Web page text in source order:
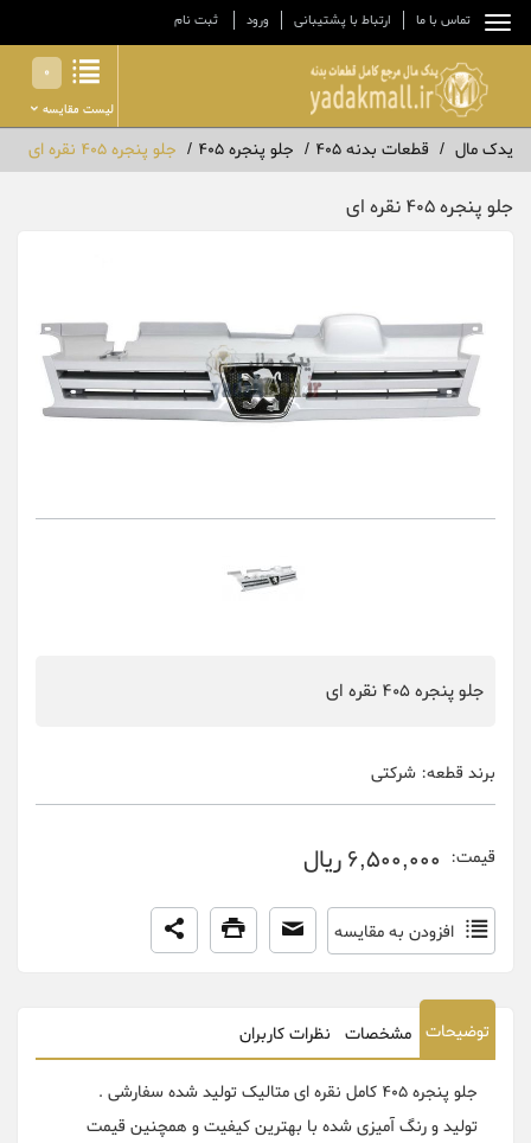
تماس با ما ارتباط با پشتیبانی ورود ثبت نام
0
لیست مقایسه
یدک مال قطعات بدنه 405 جلو پنجره 405 جلو پنجره 405 نقره ای
جلو پنجره 405 نقره ای
جلو پنجره 405 نقره ای
برند قطعه: شرکتی
قیمت: 6,500,000 ریال
افزودن به مقایسه
توضیحات مشخصات نظرات کاربران
جلو پنجره 405 کامل نقره ای متالیک تولید شده سفارشی .
تولید و رنگ آمیزی شده با بهترین کیفیت و همچنین قیمت